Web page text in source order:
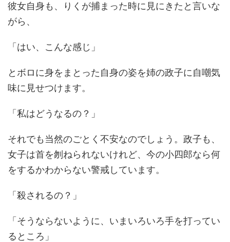
彼女自身も、りくが捕まった時に見にきたと言いな
がら、
「はい、こんな感じ」
とボロに身をまとった自身の姿を姉の政子に自嘲気
味に見せつけます。
「私はどうなるの？」
それでも当然のごとく不安なのでしょう。政子も、
女子は首を刎ねられないけれど、今の小四郎なら何
をするかわからない警戒しています。
「殺されるの？」
「そうならないように、いまいろいろ手を打ってい
るところ」